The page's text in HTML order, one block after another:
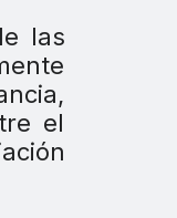
las
el